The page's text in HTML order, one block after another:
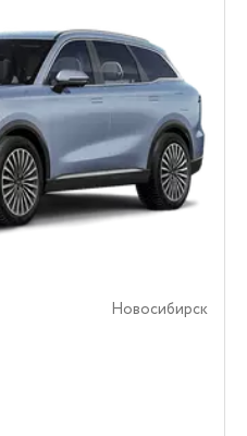
Новосибирск